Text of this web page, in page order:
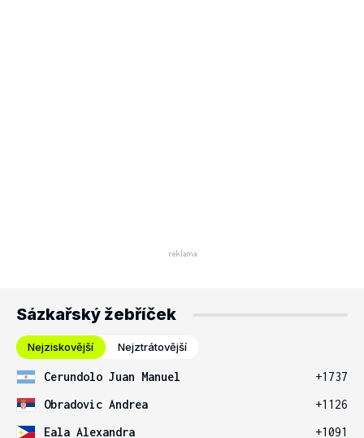
Sázkařský žebříček
Nejziskovější Nejztrátovější
Cerundolo Juan Manuel
+1737
Obradovic Andrea
+1126
Eala Alexandra
+1091